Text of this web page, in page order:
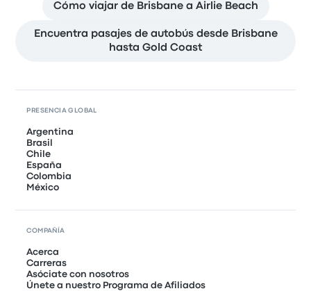
Cómo viajar de Brisbane a Airlie Beach
Encuentra pasajes de autobús desde Brisbane
hasta Gold Coast
PRESENCIA GLOBAL
Argentina
Brasil
Chile
España
Colombia
México
COMPAÑÍA
Acerca
Carreras
Asóciate con nosotros
Únete a nuestro Programa de Afiliados